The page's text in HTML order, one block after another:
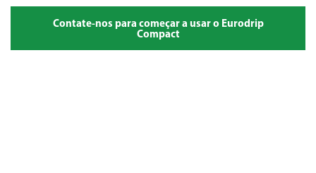
Contate-nos para começar a usar o Eurodrip
Compact